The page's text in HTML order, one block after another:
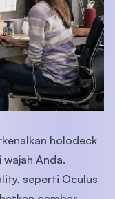
holodeck
Anda.
seperti Oculus